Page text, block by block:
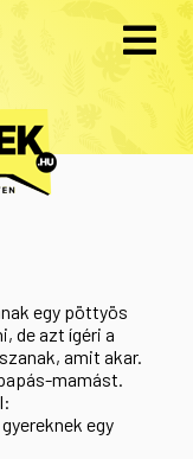
egy pöttyös
de azt ígéri a
amit akar.
mamást.
egy